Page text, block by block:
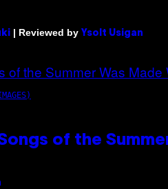
| Reviewed by Ysolt Usigan
of the